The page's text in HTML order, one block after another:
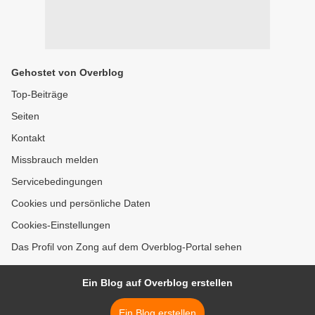
Gehostet von Overblog
Top-Beiträge
Seiten
Kontakt
Missbrauch melden
Servicebedingungen
Cookies und persönliche Daten
Cookies-Einstellungen
Das Profil von Zong auf dem Overblog-Portal sehen
Ein Blog auf Overblog erstellen